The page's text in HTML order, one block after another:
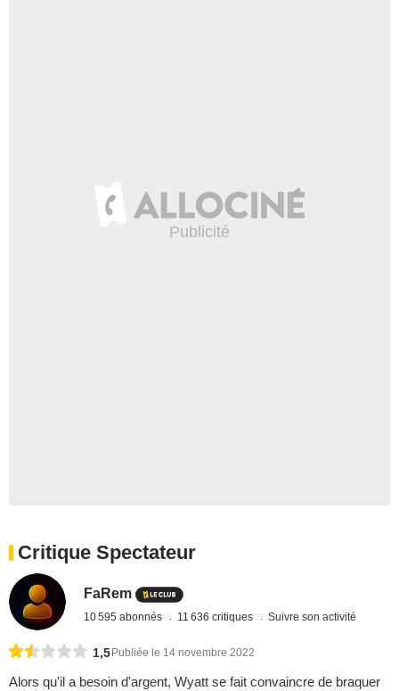
Critique Spectateur
FaRem
10 595 abonnés 11 636 critiques Suivre son activité
1,5 Publiée le 14 novembre 2022
Alors qu'il a besoin d'argent, Wyatt se fait convaincre de braquer